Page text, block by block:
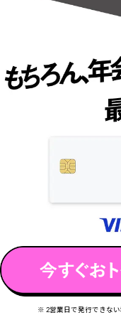
※ 2営業日で発行できない